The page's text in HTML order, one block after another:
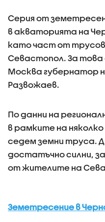
Серия от
в акваторията на
като част от
Севастопол. За
Москва губернатор
Развожаев.
По данни на
в рамките на
седем земни труса.
достатъчно силни,
от жителите на
Земетресение в